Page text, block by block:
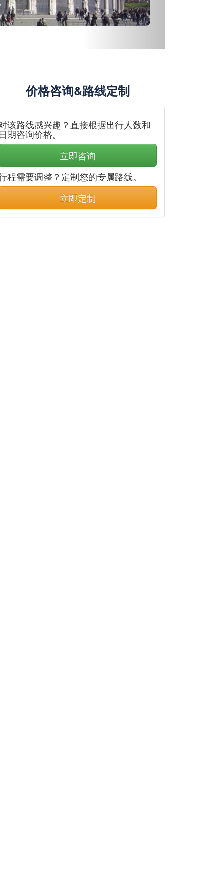
价格咨询&路线定制
该路线感兴趣？直接根据出行人数和
期咨询价格。
立即咨询
程需要调整？定制您的专属路线。
立即定制